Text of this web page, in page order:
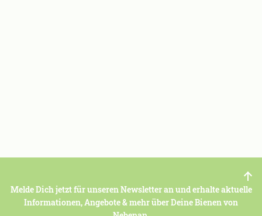
Melde Dich jetzt für unseren Newsletter an und erhalte aktuelle
Informationen, Angebote & mehr über Deine Bienen von